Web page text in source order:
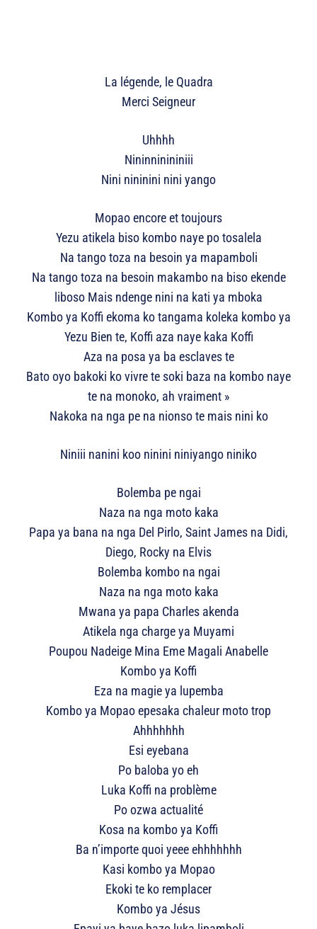
La légende, le Quadra
Merci Seigneur
Uhhhh
Nininninininiii
Nini nininini nini yango
Mopao encore et toujours
Yezu atikela biso kombo naye po tosalela
Na tango toza na besoin ya mapamboli
Na tango toza na besoin makambo na biso ekende
liboso Mais ndenge nini na kati ya mboka
Kombo ya Koffi ekoma ko tangama koleka kombo ya
Yezu Bien te, Koffi aza naye kaka Koffi
Aza na posa ya ba esclaves te
Bato oyo bakoki ko vivre te soki baza na kombo naye
te na monoko, ah vraiment »
Nakoka na nga pe na nionso te mais nini ko
Niniii nanini koo ninini niniyango niniko
Bolemba pe ngai
Naza na nga moto kaka
Papa ya bana na nga Del Pirlo, Saint James na Didi,
Diego, Rocky na Elvis
Bolemba kombo na ngai
Naza na nga moto kaka
Mwana ya papa Charles akenda
Atikela nga charge ya Muyami
Poupou Nadeige Mina Eme Magali Anabelle
Kombo ya Koffi
Eza na magie ya lupemba
Kombo ya Mopao epesaka chaleur moto trop
Ahhhhhhh
Esi eyebana
Po baloba yo eh
Luka Koffi na problème
Po ozwa actualité
Kosa na kombo ya Koffi
Ba n’importe quoi yeee ehhhhhhh
Kasi kombo ya Mopao
Ekoki te ko remplacer
Kombo ya Jésus